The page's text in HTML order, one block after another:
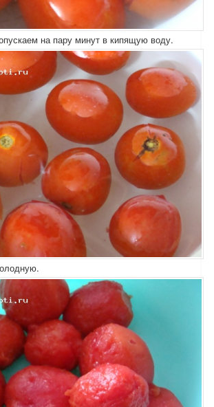
на пару минут в кипящую воду.